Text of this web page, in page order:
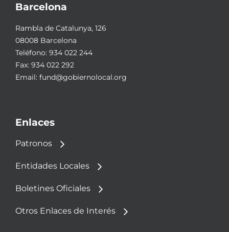
Barcelona
Rambla de Catalunya, 126
08008 Barcelona
Teléfono: 934 022 244
Fax: 934 022 292
Email: fund@gobiernolocal.org
Enlaces
Patronos
Entidades Locales
Boletines Oficiales
Otros Enlaces de Interés